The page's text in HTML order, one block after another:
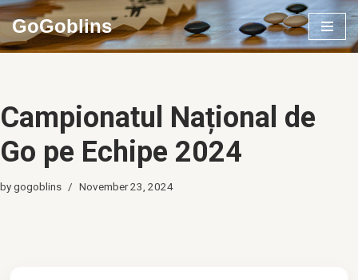
Skip
GoGoblins
Campionatul Național de
Go pe Echipe 2024
bygogoblins November 23, 2024